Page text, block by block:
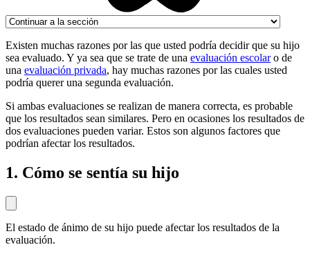
Existen muchas razones por las que usted podría decidir que su hijo
sea evaluado. Y ya sea que se trate de una evaluación escolaro de
una evaluación privada, hay muchas razones por las cuales usted
podría querer una segunda evaluación.
Si ambas evaluaciones se realizan de manera correcta, es probable
que los resultados sean similares. Pero en ocasiones los resultados de
dos evaluaciones pueden variar. Estos son algunos factores que
podrían afectar los resultados.
1. Cómo se sentía su hijo
El estado de ánimo de su hijo puede afectar los resultados de la
evaluación.